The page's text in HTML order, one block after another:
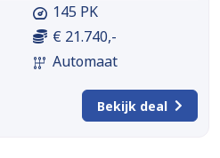
145 PK
€ 21.740,-
Automaat
Bekijk deal